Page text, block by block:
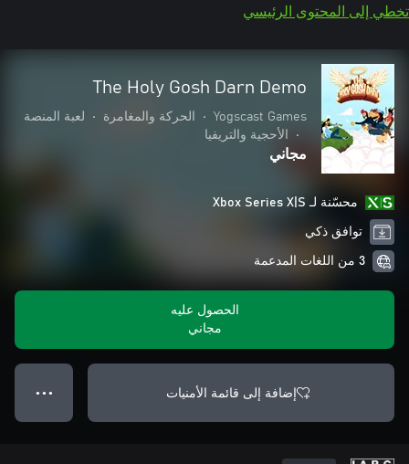
تخطي إلى المحتوى الرئيسي
The Holy Gosh Darn Demo
Yogscast Games
• الحركة والمغامرة •
لعبة المنصة
•
الأحجية والتريفيا
مجاني
محسّنة لـ Xbox Series X|S
توافق ذكي
3 من اللغات المدعمة
الحصول عليه
مجاني
إضافة إلى قائمة الأمنيات ● ● ●